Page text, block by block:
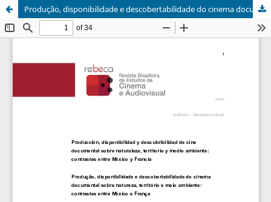
Produção, disponibilidade e descobertabilidade do cinema documental sobre natureza, território e meio ambiente